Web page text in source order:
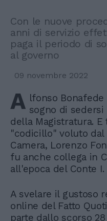
Con le nuove
anni di servizio
paga il periodo di
al governo
09 novembre 2022
A lfonso
sogno di
della Magistratura.
"codicillo" voluto
Camera, Lorenzo
fu anche collega in
all'epoca del Conte I.
A svelare il gustoso
online del Fatto
parte dallo scorso